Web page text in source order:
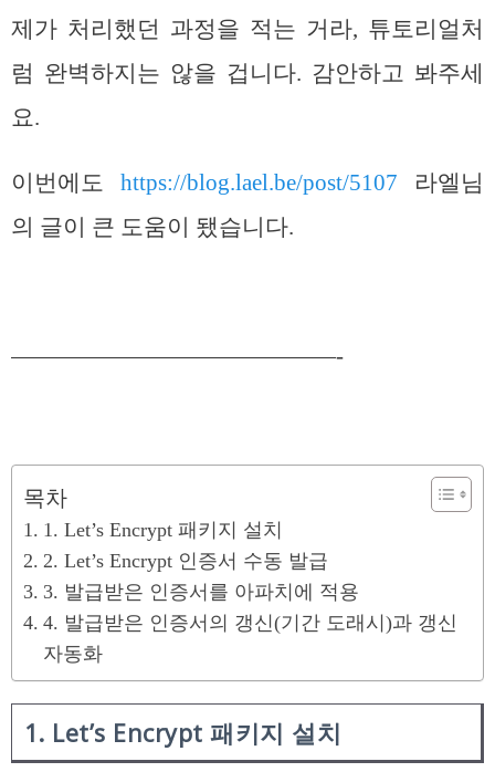
제가 처리했던 과정을 적는 거라, 튜토리얼처
럼 완벽하지는 않을 겁니다. 감안하고 봐주세
요.
이번에도 https://blog.lael.be/post/5107 라엘님
의 글이 큰 도움이 됐습니다.
——————————————-
목차
1. Let’s Encrypt 패키지 설치
2. Let’s Encrypt 인증서 수동 발급
3. 발급받은 인증서를 아파치에 적용
4. 발급받은 인증서의 갱신(기간 도래시)과 갱신
자동화
1. Let’s Encrypt 패키지 설치